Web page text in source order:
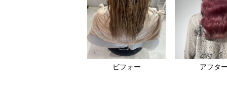
ビフォー アフター